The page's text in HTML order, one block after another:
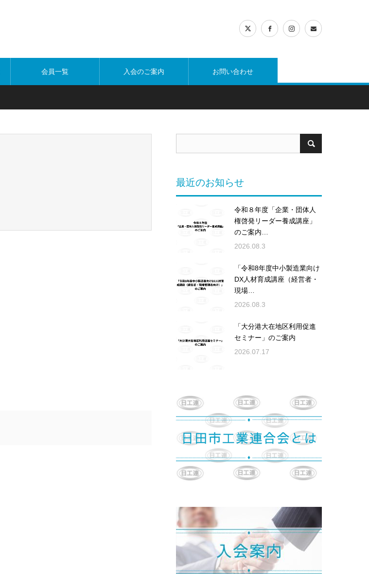
会員一覧 入会のご案内 お問い合わせ
最近のお知らせ
令和８年度「企業・団体人
権啓発リーダー養成講座」
のご案内…
2026.08.3
「令和8年度中小製造業向け
DX人材育成講座（経営者・
現場…
2026.08.3
「大分港大在地区利用促進
セミナー」のご案内
2026.07.17